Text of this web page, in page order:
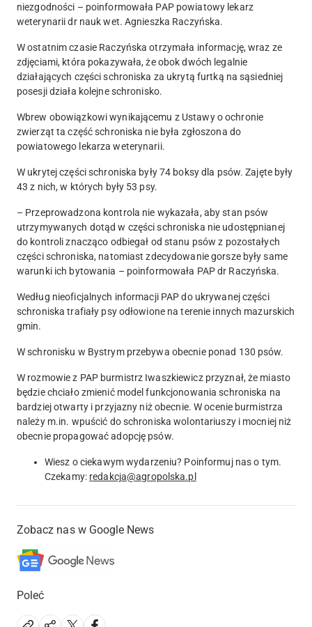
niezgodności – poinformowała PAP powiatowy lekarz
weterynarii dr nauk wet. Agnieszka Raczyńska.
W ostatnim czasie Raczyńska otrzymała informację, wraz ze
zdjęciami, która pokazywała, że obok dwóch legalnie
działających części schroniska za ukrytą furtką na sąsiedniej
posesji działa kolejne schronisko.
Wbrew obowiązkowi wynikającemu z Ustawy o ochronie
zwierząt ta część schroniska nie była zgłoszona do
powiatowego lekarza weterynarii.
W ukrytej części schroniska były 74 boksy dla psów. Zajęte były
43 z nich, w których były 53 psy.
– Przeprowadzona kontrola nie wykazała, aby stan psów
utrzymywanych dotąd w części schroniska nie udostępnianej
do kontroli znacząco odbiegał od stanu psów z pozostałych
części schroniska, natomiast zdecydowanie gorsze były same
warunki ich bytowania – poinformowała PAP dr Raczyńska.
Według nieoficjalnych informacji PAP do ukrywanej części
schroniska trafiały psy odłowione na terenie innych mazurskich
gmin.
W schronisku w Bystrym przebywa obecnie ponad 130 psów.
W rozmowie z PAP burmistrz Iwaszkiewicz przyznał, że miasto
będzie chciało zmienić model funkcjonowania schroniska na
bardziej otwarty i przyjazny niż obecnie. W ocenie burmistrza
należy m.in. wpuścić do schroniska wolontariuszy i mocniej niż
obecnie propagować adopcję psów.
Wiesz o ciekawym wydarzeniu? Poinformuj nas o tym.
Czekamy: redakcja@agropolska.pl
Zobacz nas w Google News
Poleć